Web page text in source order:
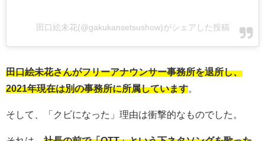
田口絵未花(@gakukansetsushow)がシェアした投稿
田口絵未花さんがフリーアナウンサー事務所を退所し、
2021年現在は別の事務所に所属しています。
そして、「クビになった」理由は衝撃的なものでした。